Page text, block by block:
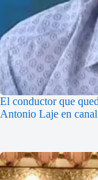
El conductor que
Antonio Laje en